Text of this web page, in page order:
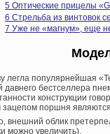
5 Оптические прицелы
6 Стрельба из винтовок
7 Уже не «магнум», еще
легла популярнейшая
давнего бестселлера
конструкции
поршня
внешний облик
можно увеличить).